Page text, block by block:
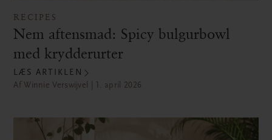
RECIPES
Nem aftensmad: Spicy bulgurbowl
med krydderurter
LÆS ARTIKLEN
Af Winnie Verswijvel | 1. april 2026